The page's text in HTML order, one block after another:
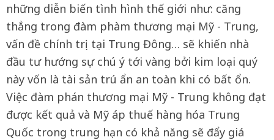
những diễn biến tình hình thế giới như: căng
thẳng trong đàm phàm thương mại Mỹ - Trung,
vấn đề chính trị tại Trung Đông… sẽ khiến nhà
đầu tư hướng sự chú ý tới vàng bởi kim loại quý
này vốn là tài sản trú ẩn an toàn khi có bất ổn.
Việc đàm phán thương mại Mỹ - Trung không đạt
được kết quả và Mỹ áp thuế hàng hóa Trung
Quốc trong trung hạn có khả năng sẽ đẩy giá